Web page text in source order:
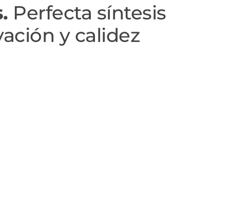
Perfecta síntesis
y calidez